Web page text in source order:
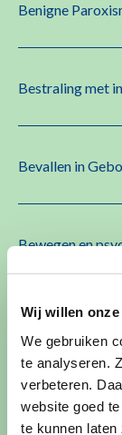
Wij willen
We gebruiken
te analyseren.
verbeteren.
website goed
te kunnen laten
Benigne
Bestraling met
Bevallen in
Bewegen en
Bijschildklier